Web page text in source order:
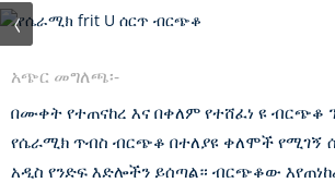
አጭር መግለጫ፡-
በሙቀት የተጠናከረ እና በቀለም የተሸፈነ ዩ ብርጭቆ
የሴራሚክ ጥብስ ብርጭቆ በተለያዩ ቀለሞች የሚገኝ
አዲስ የንድፍ እድሎችን ይሰጣል። ብርጭቆው